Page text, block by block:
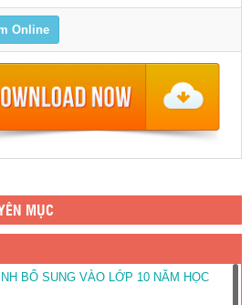
Online
MỤC
BỔ SUNG VÀO LỚP 10 NĂM HỌC